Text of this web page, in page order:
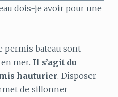
dois-je avoir pour une
permis bateau sont
mer. Il s’agit du
hauturier. Disposer
de sillonner